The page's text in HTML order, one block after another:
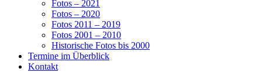
Fotos – 2021
Fotos – 2020
Fotos 2011 – 2019
Fotos 2001 – 2010
Historische Fotos bis 2000
Termine im Überblick
Kontakt